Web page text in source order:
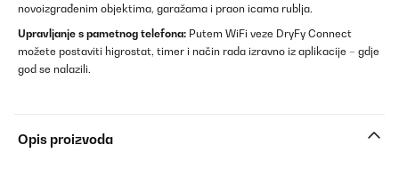
novoizgrađenim objektima, garažama i praon icama rublja.
Upravljanje s pametnog telefona: Putem WiFi veze DryFy Connect
možete postaviti higrostat, timer i način rada izravno iz aplikacije – gdje
god se nalazili.
Opis proizvoda